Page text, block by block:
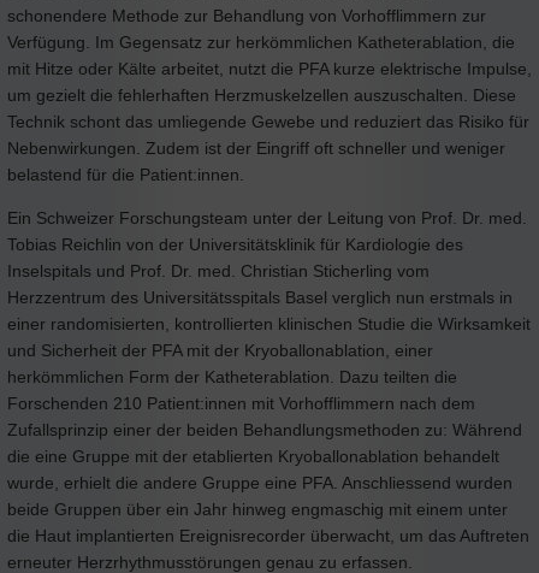
schonendere Methode zur Behandlung von Vorhofflimmern zur
Verfügung. Im Gegensatz zur herkömmlichen Katheterablation, die
mit Hitze oder Kälte arbeitet, nutzt die PFA kurze elektrische Impulse,
um gezielt die fehlerhaften Herzmuskelzellen auszuschalten. Diese
Technik schont das umliegende Gewebe und reduziert das Risiko für
Nebenwirkungen. Zudem ist der Eingriff oft schneller und weniger
belastend für die Patient:innen.
Ein Schweizer Forschungsteam unter der Leitung von Prof. Dr. med.
Tobias Reichlin von der Universitätsklinik für Kardiologie des
Inselspitals und Prof. Dr. med. Christian Sticherling vom
Herzzentrum des Universitätsspitals Basel verglich nun erstmals in
einer randomisierten, kontrollierten klinischen Studie die Wirksamkeit
und Sicherheit der PFA mit der Kryoballonablation, einer
herkömmlichen Form der Katheterablation. Dazu teilten die
Forschenden 210 Patient:innen mit Vorhofflimmern nach dem
Zufallsprinzip einer der beiden Behandlungsmethoden zu: Während
die eine Gruppe mit der etablierten Kryoballonablation behandelt
wurde, erhielt die andere Gruppe eine PFA. Anschliessend wurden
beide Gruppen über ein Jahr hinweg engmaschig mit einem unter
die Haut implantierten Ereignisrecorder überwacht, um das Auftreten
erneuter Herzrhythmusstörungen genau zu erfassen.